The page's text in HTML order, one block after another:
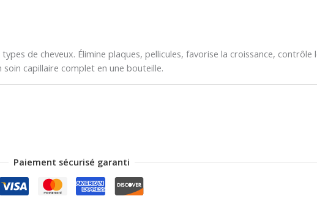
de cheveux. Élimine plaques, pellicules, favorise la croissance, contrôle
capillaire complet en une bouteille.
Paiement sécurisé garanti